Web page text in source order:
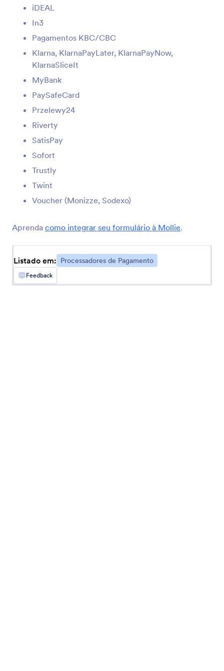
iDEAL
In3
Pagamentos KBC/CBC
Klarna, KlarnaPayLater, KlarnaPayNow,
KlarnaSliceIt
MyBank
PaySafeCard
Przelewy24
Riverty
SatisPay
Sofort
Trustly
Twint
Voucher (Monizze, Sodexo)
Aprenda como integrar seu formulário à Mollie.
Listado em: Processadores de Pagamento
Feedback
submissions
Automatically create ChargeOver customers
from Jotform submissions
Epos Now
Automatically create Epos Now customers from
Jotform submissions
Apple Pay e Google Pay
Colete pagamentos com Apple Pay e Google
Venmo
Colete pagamentos móveis através do seu
formulário